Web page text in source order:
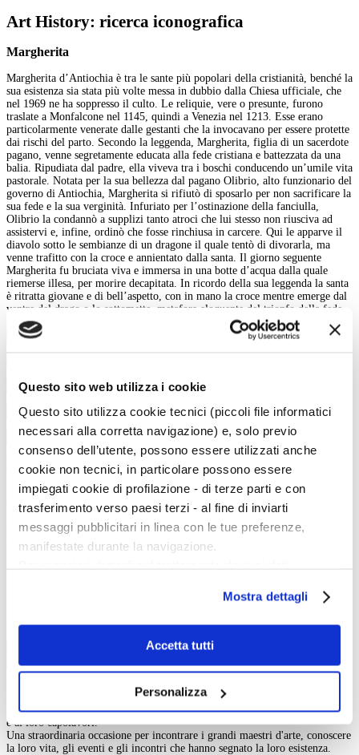
Questo sito web utilizza i cookie
Questo sito utilizza cookie tecnici (piccoli file informatici
necessari alla corretta navigazione) e, solo previo
consenso dell’utente, possono essere utilizzati anche
cookie non tecnici, in particolare possono essere
impiegati cookie di profilazione - di terze parti e con
trasferimento verso paesi terzi - al fine di inviarti
messaggi pubblicitari in linea con le tue preferenze,
manifestate durante la navigazione.
scelte privacy sui cookie, ti invitiamo a prendere visione
dell’informativa cookie.
Chiudendo il banner tramite la “X” prosegui la
navigazione senza alcuna profilazione e con installazione
il tuo consenso alla profilazione che potrai revocare in
Mostra dettagli
Accetta tutti
Personalizza
Art History: ricerca iconografica
Margherita
Margherita d’Antiochia è tra le sante più popolari della cristianità, benché la
sua esistenza sia stata più volte messa in dubbio dalla Chiesa ufficiale, che
nel 1969 ne ha soppresso il culto. Le reliquie, vere o presunte, furono
traslate a Monfalcone nel 1145, quindi a Venezia nel 1213. Esse erano
particolarmente venerate dalle gestanti che la invocavano per essere protette
dai rischi del parto. Secondo la leggenda, Margherita, figlia di un sacerdote
pagano, venne segretamente educata alla fede cristiana e battezzata da una
balia. Ripudiata dal padre, ella viveva tra i boschi conducendo un’umile vita
pastorale. Notata per la sua bellezza dal pagano Olibrio, alto funzionario del
governo di Antiochia, Margherita si rifiutò di sposarlo per non sacrificare la
sua fede e la sua verginità. Infuriato per l’ostinazione della fanciulla,
Olibrio la condannò a supplizi tanto atroci che lui stesso non riusciva ad
assistervi e, infine, ordinò che fosse rinchiusa in carcere. Qui le apparve il
diavolo sotto le sembianze di un dragone il quale tentò di divorarla, ma
venne trafitto con la croce e annientato dalla santa. Il giorno seguente
Margherita fu bruciata viva e immersa in una botte d’acqua dalla quale
riemerse illesa, per morire decapitata. In ricordo della sua leggenda la santa
è ritratta giovane e di bell’aspetto, con in mano la croce mentre emerge dal
ventre del drago o lo sottomette, metafora eloquente del trionfo della fede
sul paganesimo.
Santa Margherita
Santa Margherita
INDIETRO
Cerca nell'iconografia
Iconografia:
Keywords:
La vita e le opere dei grandi artisti dal Duecento al Novecento.
Art History è la sezione di Artedossier.it dedicata ai grandi artisti del passato
e ai loro capolavori.
Una straordinaria occasione per incontrare i grandi maestri d'arte, conoscere
la loro vita, gli eventi e gli incontri che hanno segnato la loro esistenza.